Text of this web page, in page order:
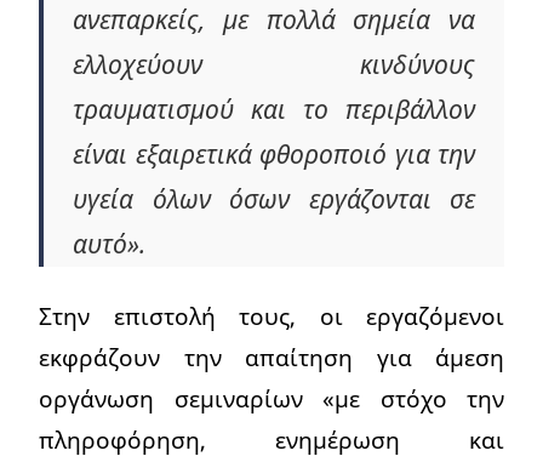
ανεπαρκείς, με πολλά σημεία να
ελλοχεύουν κινδύνους
τραυματισμού και το περιβάλλον
είναι εξαιρετικά φθοροποιό για την
υγεία όλων όσων εργάζονται σε
αυτό».
Στην επιστολή τους, οι εργαζόμενοι
εκφράζουν την απαίτηση για άμεση
οργάνωση σεμιναρίων «με στόχο την
πληροφόρηση, ενημέρωση και